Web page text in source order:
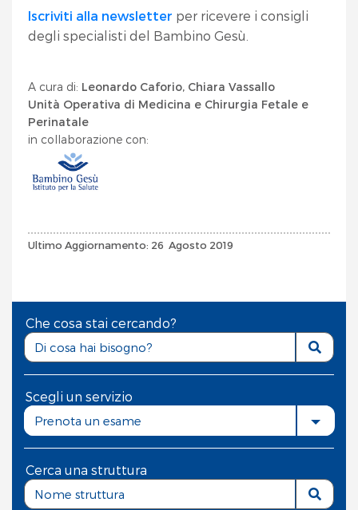
Iscriviti alla newsletter per ricevere i consigli
degli specialisti del Bambino Gesù.
A cura di: Leonardo Caforio, Chiara Vassallo
Unità Operativa di Medicina e Chirurgia Fetale e
Perinatale
in collaborazione con:
Ultimo Aggiornamento: 26 Agosto 2019
Che cosa stai cercando?
Scegli un servizio
Prenota un esame
Cerca una struttura